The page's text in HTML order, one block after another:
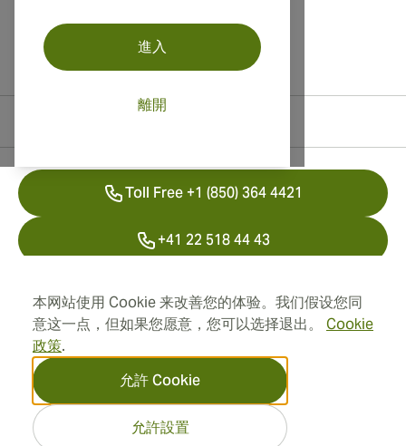
本网站使用 Cookie 来改善您的体验。我们假设您同
意这一点，但如果您愿意，您可以选择退出。 Cookie
政策.
允許 Cookie
允許設置
進入
離開
地址
資訊
Toll Free +1 (850) 364 4421
+41 22 518 44 43